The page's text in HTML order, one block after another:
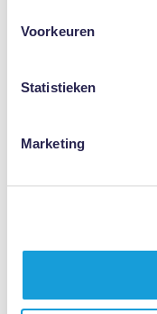
Voorkeuren
Statistieken
Marketing
Bekijk dit aanbod